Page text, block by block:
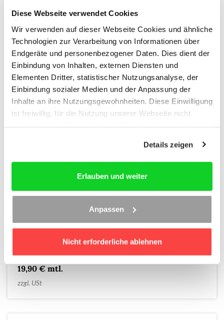
Diese Webseite verwendet Cookies
Wir verwenden auf dieser Webseite Cookies und ähnliche
Technologien zur Verarbeitung von Informationen über
Endgeräte und personenbezogener Daten. Dies dient der
Einbindung von Inhalten, externen Diensten und
Elementen Dritter, statistischer Nutzungsanalyse, der
Einbindung sozialer Medien und der Anpassung der
Inhalte an ihre Nutzungsgewohnheiten. Diese Einwilligung
ist freiwillig, für die Nutzung unserer Webseite nicht
und imImpressum
Details zeigen
Erlauben und weiter
Anpassen
Nicht erforderliche ablehnen
Beratungsschwerpunkte Kapitalgesellschaft - Online
Fachbuch in der umfassend überarbeiteten und
19,90 € mtl.
zzgl. USt